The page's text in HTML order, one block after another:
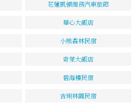
花蓮凱頓商務汽車旅館
華心大飯店
小熊森林民宿
奇萊大飯店
碧海樓民宿
吉琍林園民宿